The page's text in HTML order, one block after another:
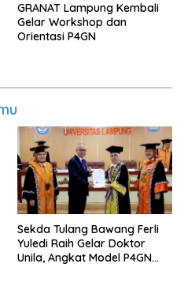
GRANAT Lampung Kembali
Gelar Workshop dan
Orientasi P4GN
Sekda Tulang Bawang Ferli
Yuledi Raih Gelar Doktor
Unila, Angkat Model P4GN